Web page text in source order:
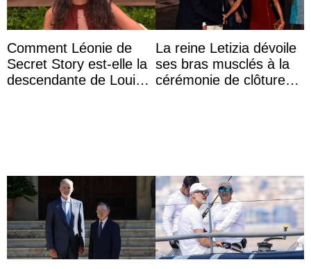
Comment Léonie de
Secret Story est-elle la
descendante de Louis
La reine Letizia dévoile
ses bras musclés à la
cérémonie de clôture